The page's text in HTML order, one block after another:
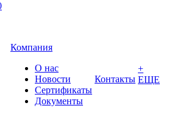
Компания
О нас
Новости
Сертификаты
Документы
Контакты
+
ЕЩЕ